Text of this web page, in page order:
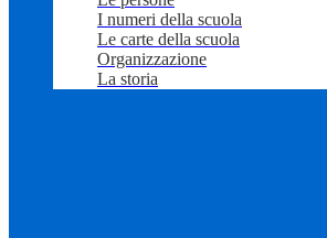
I numeri della scuola
Le carte della scuola
Organizzazione
La storia